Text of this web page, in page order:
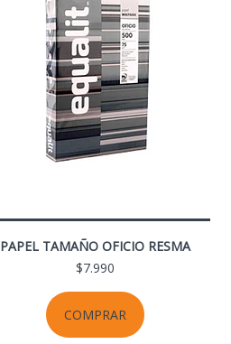
PAPEL TAMAÑO OFICIO RESMA
$7.990
COMPRAR